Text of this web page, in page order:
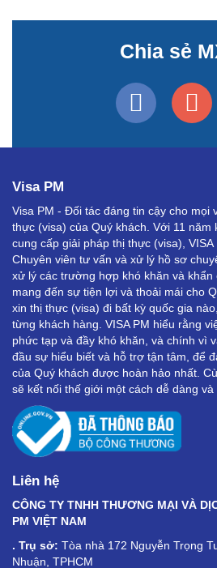
Chia sẻ
Visa PM
Visa PM - Đối tác đáng tin cậy cho mọi
thực (visa) của Quý khách. Với 11
cung cấp giải pháp thị thực (visa),
Chuyên viên tư vấn và xử lý hồ sơ
xử lý các trường hợp khó khăn và khẩn
mang đến sự tiện lợi và thoải mái cho
xin thị thực (visa) đi bất kỳ quốc gia
từng khách hàng. VISA PM hiểu rằng
phức tạp và đầy khó khăn, và chính vì
đầu sự hiểu biết và hỗ trợ tận tâm, để
của Quý khách được hoàn hảo nhất.
sẽ kết nối thế giới một cách dễ dàng
Liên hệ
CÔNG TY TNHH THƯƠNG MẠI VÀ
PM VIỆT NAM
. Trụ sở: Tòa nhà 172 Nguyễn Trọng
Nhuận, TPHCM